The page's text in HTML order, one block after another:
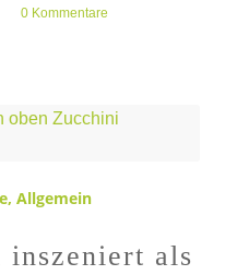
0 Kommentare
,Allgemein
inszeniert als